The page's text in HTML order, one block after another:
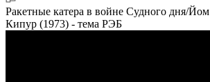
Ракетные катера в войне Судного дня/Йом
Кипур (1973) - тема РЭБ